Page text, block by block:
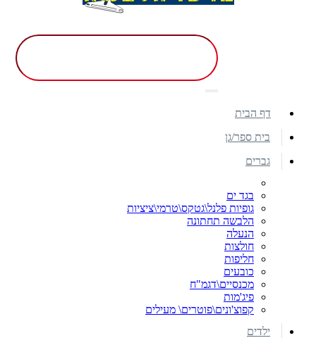
דף הבית
בית ספר/גן
גברים
בגד ים
גופיות פלנל\גטקס\טרמי\ציציות
הלבשה תחתונה
הנעלה
חולצות
חליפות
כובעים
מכנסיים\דגמ"ח
פיג'מות
קפוצ'ונים\פוטרים\ מעילים
ילדים